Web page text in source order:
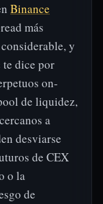
Binance
más
y
te dice por
on-
de liquidez,
a
desviarse
de CEX
o la
de